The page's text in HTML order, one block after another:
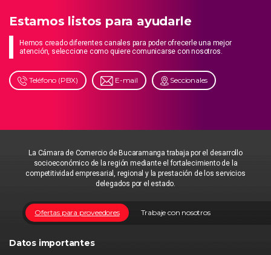
Estamos listos para ayudarle
Hemos creado diferentes canales para poder ofrecerle una mejor
atención, seleccione como quiere comunicarse con nosotros.
Teléfono (PBX) E-mail Seccionales
La Cámara de Comercio de Bucaramanga trabaja por el desarrollo
socioeconómico de la región mediante el fortalecimiento de la
competitividad empresarial, regional y la prestación de los servicios
delegados por el estado.
Trabaje con nosotros
Ofertas para proveedores
Datos importantes